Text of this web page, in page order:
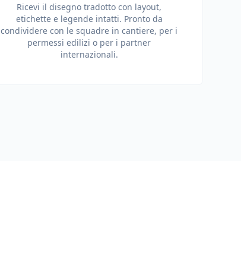
Ricevi il disegno tradotto con layout,
etichette e legende intatti. Pronto da
condividere con le squadre in cantiere, per i
permessi edilizi o per i partner
internazionali.